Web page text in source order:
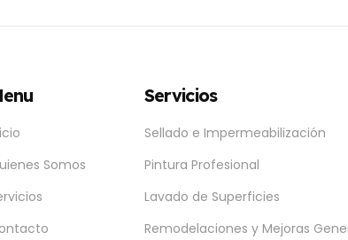
Somos
Servicios
Sellado e Impermeabilización
Pintura Profesional
Lavado de Superficies
Remodelaciones y Mejoras